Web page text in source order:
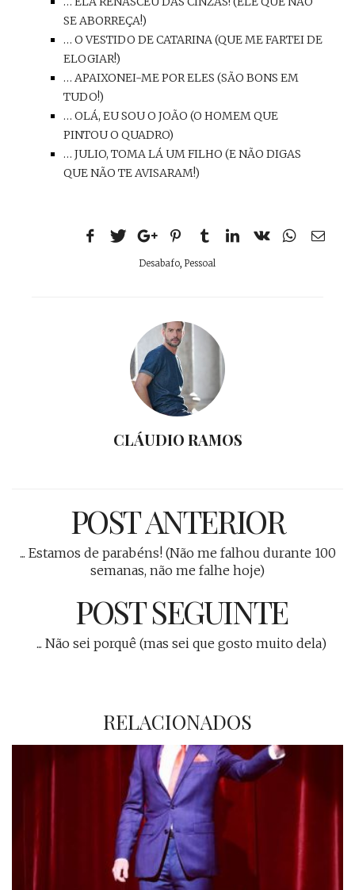
SE ABORREÇA!)
… O VESTIDO DE CATARINA (QUE ME FARTEI DE
ELOGIAR!)
… APAIXONEI-ME POR ELES (SÃO BONS EM
TUDO!)
… OLÁ, EU SOU O JOÃO (O HOMEM QUE
PINTOU O QUADRO)
… JULIO, TOMA LÁ UM FILHO (E NÃO DIGAS
QUE NÃO TE AVISARAM!)
Desabafo Pessoal
CLÁUDIO RAMOS
POST ANTERIOR
... Estamos de parabéns! (Não me falhou durante 100
semanas, não me falhe hoje)
POST SEGUINTE
... Não sei porquê (mas sei que gosto muito dela)
RELACIONADOS